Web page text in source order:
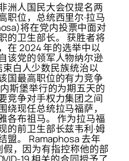
洲人国民大会仅提名两
职位，总统西里尔·拉马
将在党内投票中面对
的卫生部长。 获胜者将
在 2024 年的选举中以
该党的领军人物纳尔逊
束白人少数民族统治以
国最高职位的有力竞争
斯堡举行的为期五天的
竞争对手权力集团之间
绕现任总统拉马福萨，
各布祖马。 作为拉马福
的前卫生部长兹韦利·姆
盟。 Ramaphosa 去年
，因为有指控称他的部